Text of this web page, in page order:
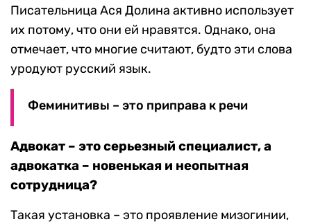
Писательница Ася Долина активно использует
их потому, что они ей нравятся. Однако, она
отмечает, что многие считают, будто эти слова
уродуют русский язык.
Феминитивы – это приправа к речи
Адвокат – это серьезный специалист, а
адвокатка – новенькая и неопытная
сотрудница?
Такая установка – это проявление мизогинии,